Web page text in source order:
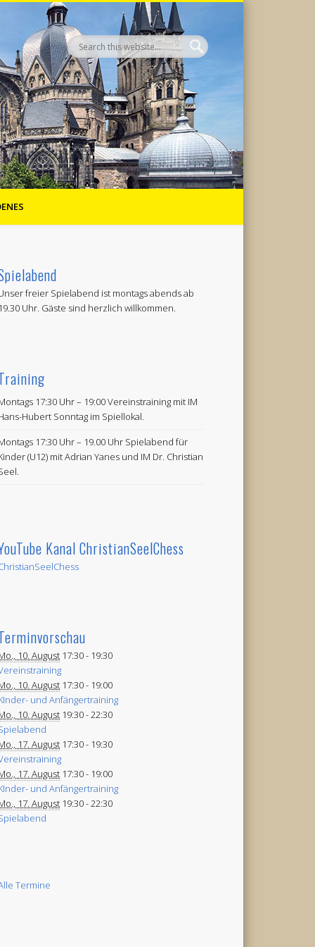
freier Spielabend ist montags abends ab
19.30 Uhr. Gäste sind herzlich willkommen.
17:30 Uhr – 19:00 Vereinstraining mit IM
Hubert Sonntag im Spiellokal.
17:30 Uhr – 19.00 Uhr Spielabend für
(U12) mit Adrian Yanes und IM Dr. Christian
Kanal ChristianSeelChess
10. August 17:30 - 19:30
10. August 17:30 - 19:00
und Anfängertraining
10. August 19:30 -22:30
17. August 17:30 - 19:30
17. August 17:30 - 19:00
und Anfängertraining
17. August 19:30 -22:30
Termine